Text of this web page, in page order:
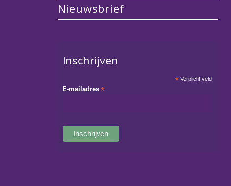
Nieuwsbrief
Inschrijven
* Verplicht veld
E-mailadres *